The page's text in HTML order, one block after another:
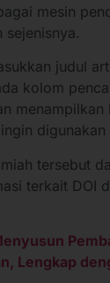
mesin
sejenisnya.
judul
kolom
menampilkan
digunakan
tersebut
terkait DOI
Lengkap